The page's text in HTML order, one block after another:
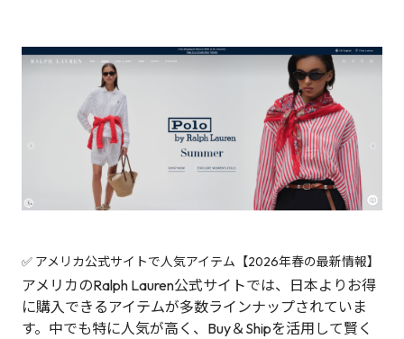
✅ アメリカ公式サイトで人気アイテム【2026年春の最新情報】
アメリカのRalph Lauren公式サイトでは、日本よりお得
に購入できるアイテムが多数ラインナップされていま
す。中でも特に人気が高く、Buy＆Shipを活用して賢く